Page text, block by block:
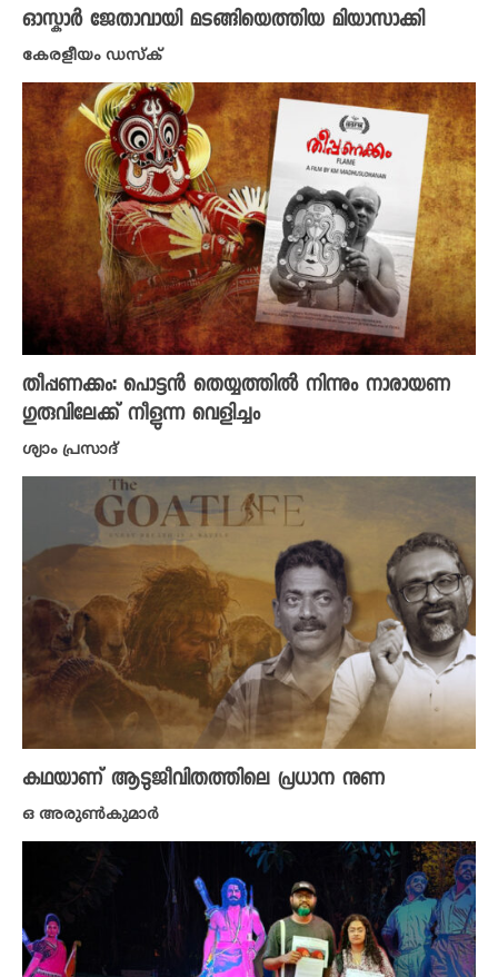
ഓസ്കാർ ജേതാവായി മടങ്ങിയെത്തിയ മിയാസാക്കി
കേരളീയം ഡസ്ക്
തീപ്പണക്കം: പൊട്ടൻ തെയ്യത്തിൽ നിന്നും നാരായണ
ഗുരുവിലേക്ക് നീളുന്ന വെളിച്ചം
ശ്യാം പ്രസാദ്
കഥയാണ് ആടുജീവിതത്തിലെ പ്രധാന നുണ
ഒ അരുണ്‍കുമാര്‍